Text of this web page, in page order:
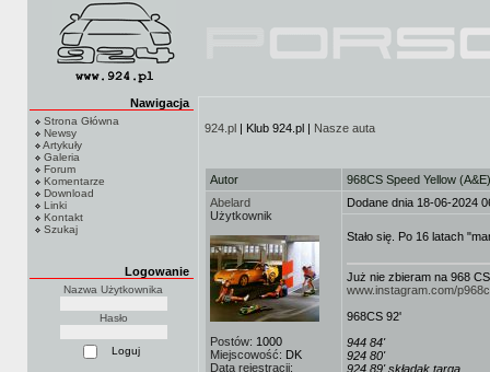
Nawigacja
Strona Główna
Newsy
Artykuły
Galeria
Forum
Komentarze
Download
Linki
Kontakt
Szukaj
Logowanie
Nazwa Użytkownika
Hasło
924.pl | Klub 924.pl | Nasze auta
Autor
968CS Speed Yellow (A&E)
Abelard
Użytkownik
Postów: 1000
Miejscowość: DK
Data rejestracji:
Dodane dnia 18-06-2024
Stało się. Po 16 latach
Już nie zbieram na 968 CS
www.instagram.com/
968CS 92'
944 84'
924 80'
924 89' składak targa